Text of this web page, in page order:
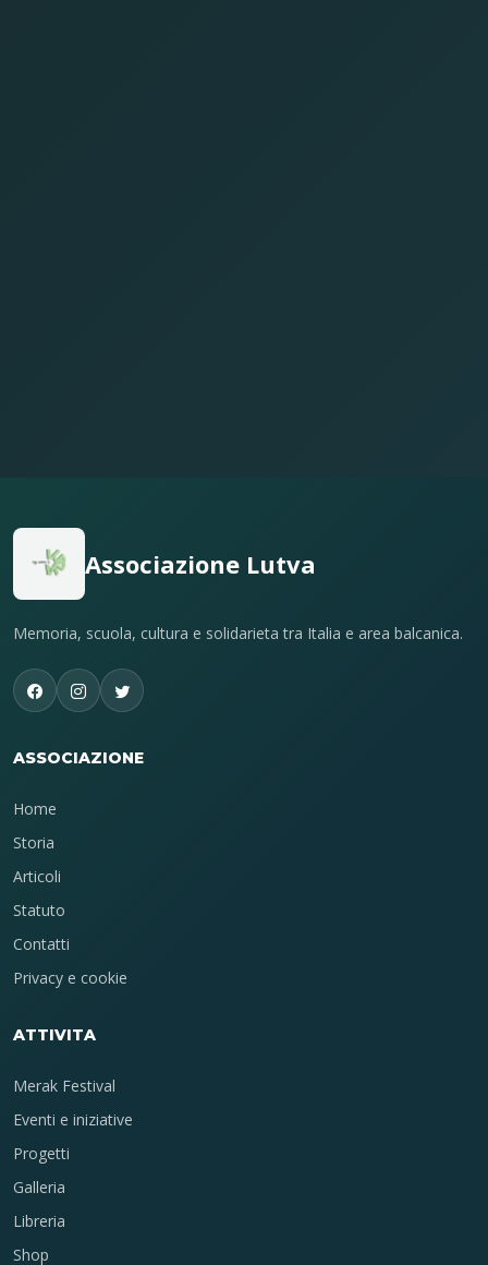
Associazione Lutva
Memoria, scuola, cultura e solidarieta tra Italia e area balcanica.
ASSOCIAZIONE
Home
Storia
Articoli
Statuto
Contatti
Privacy e cookie
ATTIVITA
Merak Festival
Eventi e iniziative
Progetti
Galleria
Libreria
Shop